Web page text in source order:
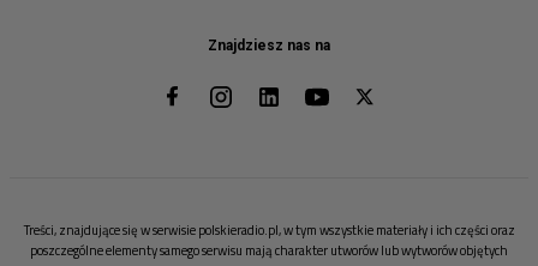
Znajdziesz nas na
Treści, znajdujące się w serwisie polskieradio.pl, w tym wszystkie materiały i ich części oraz
poszczególne elementy samego serwisu mają charakter utworów lub wytworów objętych